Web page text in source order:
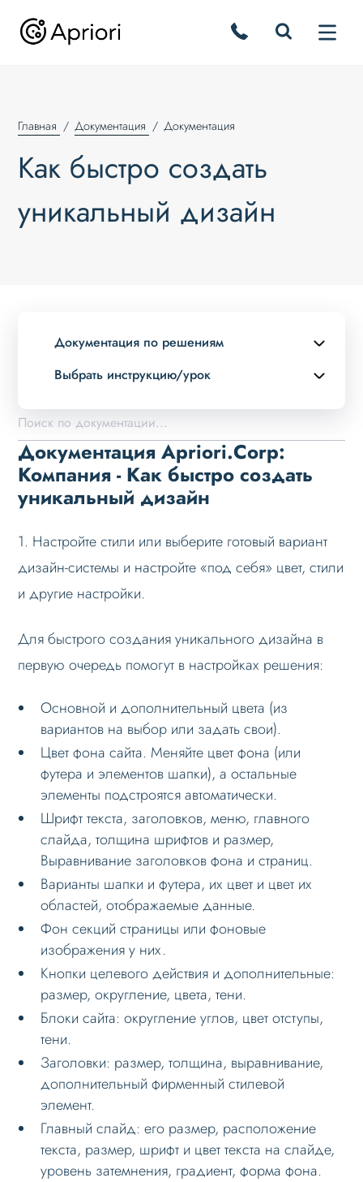
Главная Документация Документация
Как быстро создать
уникальный дизайн
Документация по решениям
Выбрать инструкцию/урок
Описание курса
Возможности
Примеры страниц
Установка и обновление
Дизайн
Дизайн-система
Выбор цвета для сайта
Как быстро создать уникальный дизайн
Изменение иконок в шапке сайта
Оформление контента
Слайдер
Мультирегиональность
Меню сайта
Блоки / секции сайта
Личный кабинет
Формы и коммуникации
SEO и оптимизация
Лендинги и посадочные страницы
Проблемы и решения
Веб-разработчикам
Где найти в админпанели
Вопрос-ответ
Лицензионное соглашение
Документация Apriori.Corp:
Компания - Как быстро создать
уникальный дизайн
1. Настройте стили или выберите готовый вариант
дизайн-системы и настройте «под себя» цвет, стили
и другие настройки.
Для быстрого создания уникального дизайна в
первую очередь помогут в настройках решения:
Основной и дополнительный цвета (из
вариантов на выбор или задать свои).
Цвет фона сайта. Меняйте цвет фона (или
футера и элементов шапки), а остальные
элементы подстроятся автоматически.
Шрифт текста, заголовков, меню, главного
слайда, толщина шрифтов и размер,
Выравнивание заголовков фона и страниц.
Варианты шапки и футера, их цвет и цвет их
областей, отображаемые данные.
Фон секций страницы или фоновые
изображения у них.
Кнопки целевого действия и дополнительные:
размер, округление, цвета, тени.
Блоки сайта: округление углов, цвет отступы,
тени.
Заголовки: размер, толщина, выравнивание,
дополнительный фирменный стилевой
элемент.
Главный слайд: его размер, расположение
текста, размер, шрифт и цвет текста на слайде,
уровень затемнения, градиент, форма фона.